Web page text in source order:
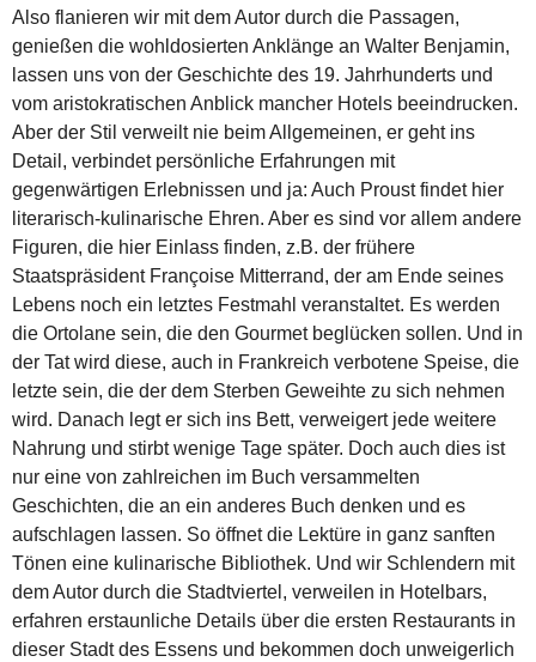
Also flanieren wir mit dem Autor durch die Passagen,
genießen die wohldosierten Anklänge an Walter Benjamin,
lassen uns von der Geschichte des 19. Jahrhunderts und
vom aristokratischen Anblick mancher Hotels beeindrucken.
Aber der Stil verweilt nie beim Allgemeinen, er geht ins
Detail, verbindet persönliche Erfahrungen mit
gegenwärtigen Erlebnissen und ja: Auch Proust findet hier
literarisch-kulinarische Ehren. Aber es sind vor allem andere
Figuren, die hier Einlass finden, z.B. der frühere
Staatspräsident Françoise Mitterrand, der am Ende seines
Lebens noch ein letztes Festmahl veranstaltet. Es werden
die Ortolane sein, die den Gourmet beglücken sollen. Und in
der Tat wird diese, auch in Frankreich verbotene Speise, die
letzte sein, die der dem Sterben Geweihte zu sich nehmen
wird. Danach legt er sich ins Bett, verweigert jede weitere
Nahrung und stirbt wenige Tage später. Doch auch dies ist
nur eine von zahlreichen im Buch versammelten
Geschichten, die an ein anderes Buch denken und es
aufschlagen lassen. So öffnet die Lektüre in ganz sanften
Tönen eine kulinarische Bibliothek. Und wir Schlendern mit
dem Autor durch die Stadtviertel, verweilen in Hotelbars,
erfahren erstaunliche Details über die ersten Restaurants in
dieser Stadt des Essens und bekommen doch unweigerlich